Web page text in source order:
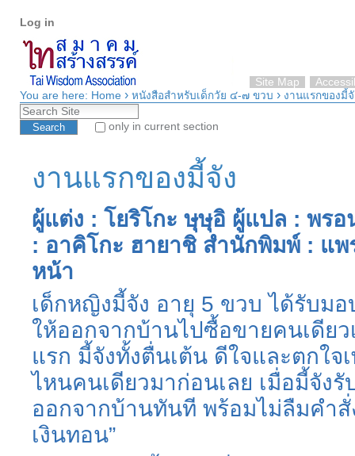
content.
Skip
to
navigation
Site Map
tools
Log in
You are here: Home › หนังสือสำหรับเด็กวัย ๔-๗ ขวบ › งานแรกของมี้
Search Site
only in current section
งานแรกของมี้จัง
ผู้แต่ง : โยริโกะ ษุษุอิ ผู้แปล : พร
: อาคิโกะ ฮายาชิ สำนักพิมพ์ : แพ
หน้า
เด็กหญิงมี้จัง อายุ 5 ขวบ ได้รับม
ให้ออกจากบ้านไปซื้อขายคนเดียว
แรก มี้จังทั้งตื่นเต้น ดีใจและตกใจ
ไหนคนเดียวมาก่อนเลย เมื่อมี้จัง
ออกจากบ้านทันที พร้อมไม่ลืมคำสั่
เงินทอน”